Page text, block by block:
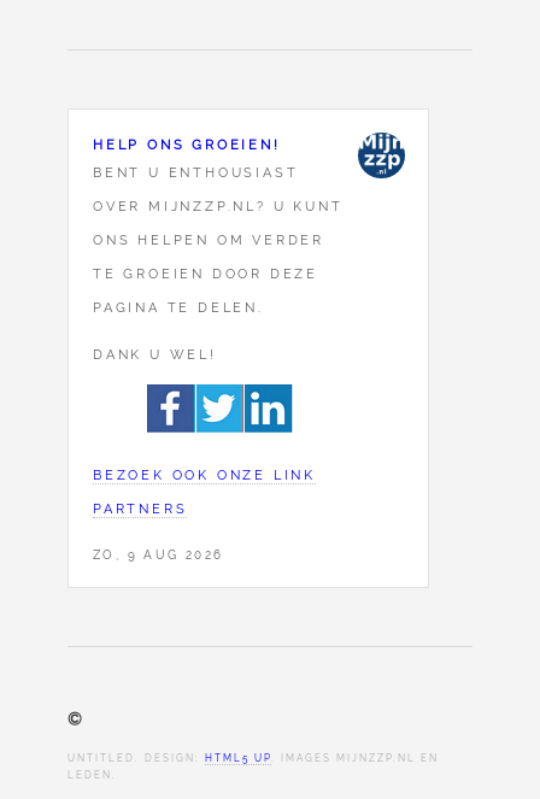
HELP ONS GROEIEN!
BENT U ENTHOUSIAST
OVER MIJNZZP.NL? U KUNT
ONS HELPEN OM VERDER
TE GROEIEN DOOR DEZE
PAGINA TE DELEN.
DANK U WEL!
BEZOEK OOK ONZE LINK
PARTNERS
ZO, 9 AUG 2026
©
UNTITLED. DESIGN: HTML5 UP. IMAGES MIJNZZP.NL EN
LEDEN.